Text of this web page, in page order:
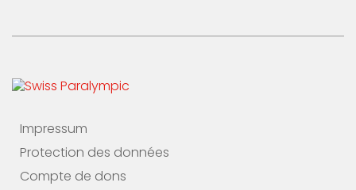
Impressum
Protection des données
Compte de dons